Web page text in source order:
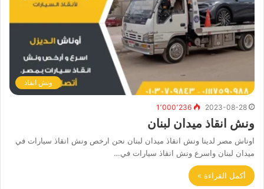
ونش انقاذ
2023-08-28 1٬000٬236
ونش انقاذ ميدان لبنان
اوناش مصر لدينا ونش انقاذ ميدان لبنان نحن ارخص ونش انقاذ سيارات في
ميدان لبنان واسرع ونش انقاذ سيارات في…
أكمل القراءة »